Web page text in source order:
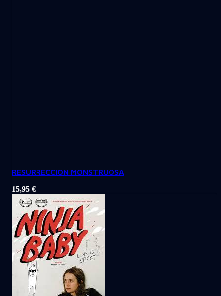
RESURRECCION MONSTRUOSA
15,95 €